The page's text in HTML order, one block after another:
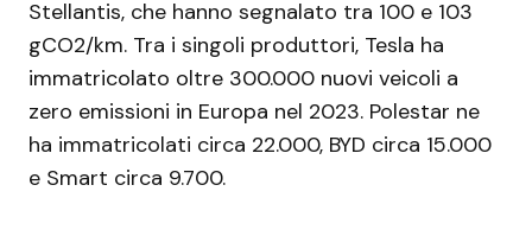
Stellantis, che hanno segnalato tra 100 e 103
gCO2/km. Tra i singoli produttori, Tesla ha
immatricolato oltre 300.000 nuovi veicoli a
zero emissioni in Europa nel 2023. Polestar ne
ha immatricolati circa 22.000, BYD circa 15.000
e Smart circa 9.700.